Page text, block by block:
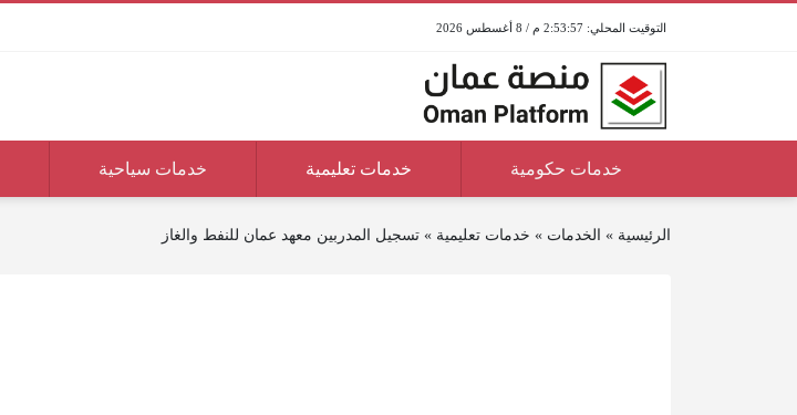
2:53:57 م / 8 أغسطس 2026
خدمات حكومية خدمات تعليمية خدمات سياحية
الرئيسية » الخدمات » خدمات تعليمية »تسجيل المدربين معهد عمان للنفط والغاز